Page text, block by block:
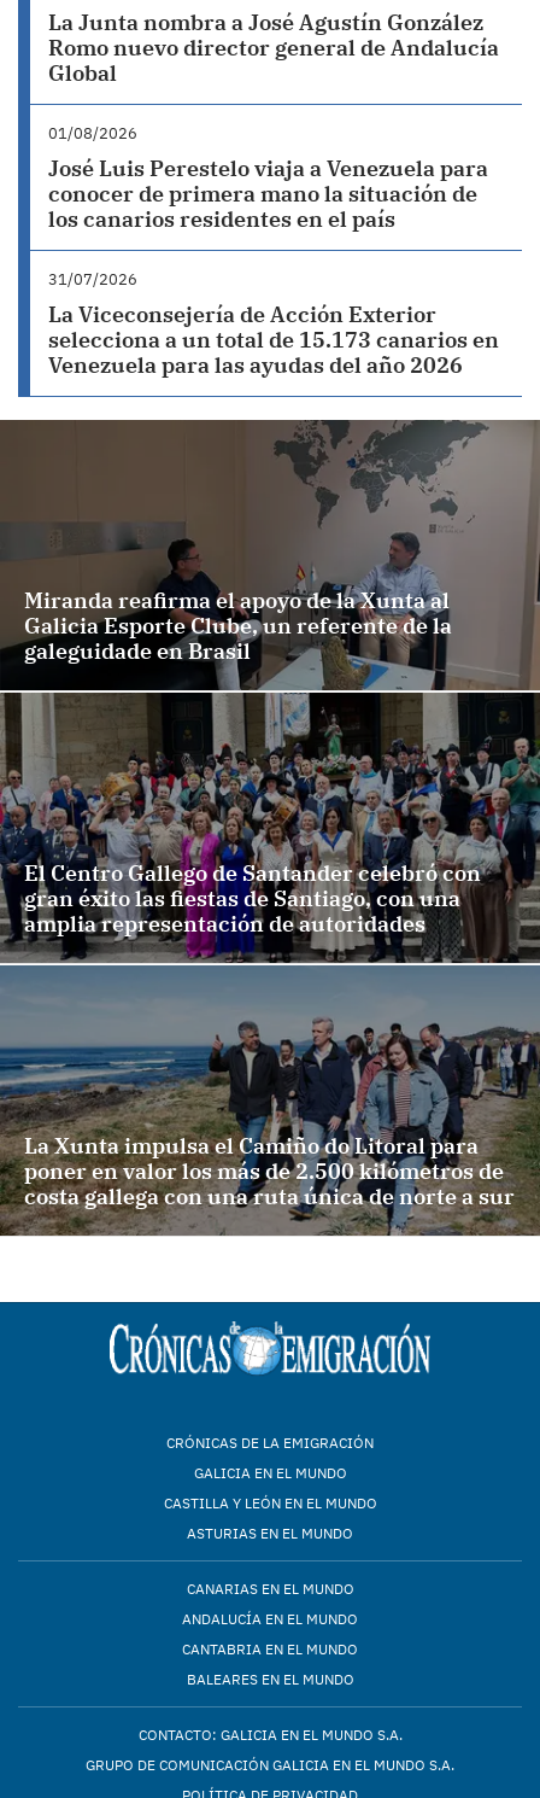
La Junta nombra a José Agustín González
Romo nuevo director general de Andalucía
Global
01/08/2026
José Luis Perestelo viaja a Venezuela para
conocer de primera mano la situación de
los canarios residentes en el país
31/07/2026
La Viceconsejería de Acción Exterior
selecciona a un total de 15.173 canarios en
Venezuela para las ayudas del año 2026
Miranda reafirma el apoyo de la Xunta al
Galicia Esporte Clube, un referente de la
galeguidade en Brasil
El Centro Gallego de Santander celebró con
gran éxito las fiestas de Santiago, con una
amplia representación de autoridades
La Xunta impulsa el Camiño do Litoral para
poner en valor los más de 2.500 kilómetros de
costa gallega con una ruta única de norte a sur
CRÓNICAS DE LA EMIGRACIÓN
GALICIA EN EL MUNDO
CASTILLA Y LEÓN EN EL MUNDO
ASTURIAS EN EL MUNDO
CANARIAS EN EL MUNDO
ANDALUCÍA EN EL MUNDO
CANTABRIA EN EL MUNDO
BALEARES EN EL MUNDO
CONTACTO: GALICIA EN EL MUNDO S.A.
GRUPO DE COMUNICACIÓN GALICIA EN EL MUNDO S.A.